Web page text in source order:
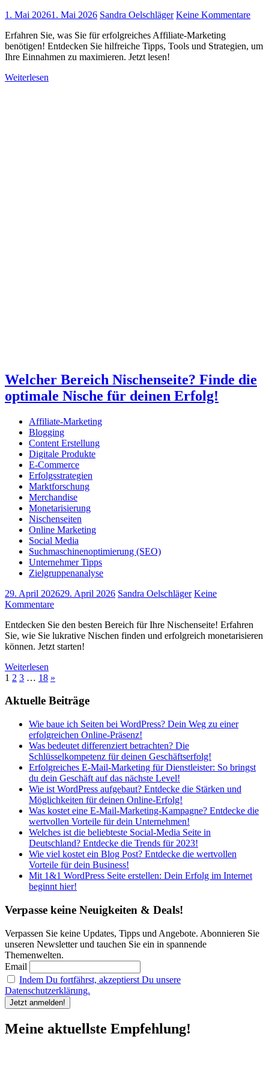
1. Mai 20261. Mai 2026 Sandra Oelschläger Keine Kommentare
Erfahren Sie, was Sie für erfolgreiches Affiliate-Marketing
benötigen! Entdecken Sie hilfreiche Tipps, Tools und Strategien, um
Ihre Einnahmen zu maximieren. Jetzt lesen!
Weiterlesen
Welcher Bereich Nischenseite? Finde die
optimale Nische für deinen Erfolg!
Affiliate-Marketing
Blogging
Content Erstellung
Digitale Produkte
E-Commerce
Erfolgsstrategien
Marktforschung
Merchandise
Monetarisierung
Nischenseiten
Online Marketing
Social Media
Suchmaschinenoptimierung (SEO)
Unternehmer Tipps
Zielgruppenanalyse
29. April 202629. April 2026 Sandra Oelschläger Keine
Kommentare
Entdecken Sie den besten Bereich für Ihre Nischenseite! Erfahren
Sie, wie Sie lukrative Nischen finden und erfolgreich monetarisieren
können. Jetzt starten!
Weiterlesen
Seitennummerierung
der
1 2 3 … 18 Nächste
»
Aktuelle Beiträge
Wie baue ich Seiten bei WordPress? Dein Weg zu einer
erfolgreichen Online-Präsenz!
Was bedeutet differenziert betrachten? Die
Schlüsselkompetenz für deinen Geschäftserfolg!
Erfolgreiches E-Mail-Marketing für Dienstleister: So bringst
du dein Geschäft auf das nächste Level!
Wie ist WordPress aufgebaut? Entdecke die Stärken und
Möglichkeiten für deinen Online-Erfolg!
Was kostet eine E-Mail-Marketing-Kampagne? Entdecke die
wertvollen Vorteile für dein Unternehmen!
Welches ist die beliebteste Social-Media Seite in
Deutschland? Entdecke die Trends für 2023!
Wie viel kostet ein Blog Post? Entdecke die wertvollen
Vorteile für dein Business!
Mit 1&1 WordPress Seite erstellen: Dein Erfolg im Internet
beginnt hier!
Verpasse keine Neuigkeiten & Deals!
Verpassen Sie keine Updates, Tipps und Angebote. Abonnieren Sie
unseren Newsletter und tauchen Sie ein in spannende
Themenwelten.
Email
Indem Du fortfährst, akzeptierst Du unsere
Datenschutzerklärung.
Meine aktuellste Empfehlung!